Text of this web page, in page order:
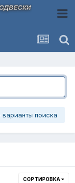
поиска
СОРТИРОВКА